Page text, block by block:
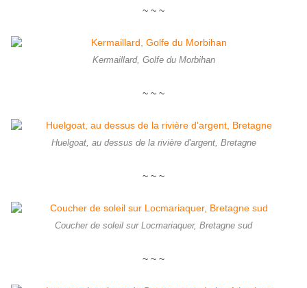
~ ~ ~
Kermaillard, Golfe du Morbihan
~ ~ ~
Huelgoat, au dessus de la rivière d'argent, Bretagne
~ ~ ~
Coucher de soleil sur Locmariaquer, Bretagne sud
~ ~ ~